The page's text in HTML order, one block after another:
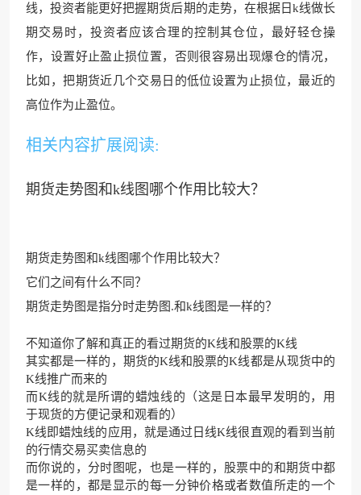
线，投资者能更好把握期货后期的走势，在根据日k线做长
期交易时，投资者应该合理的控制其仓位，最好轻仓操
作，设置好止盈止损位置，否则很容易出现爆仓的情况，
比如，把期货近几个交易日的低位设置为止损位，最近的
高位作为止盈位。
相关内容扩展阅读:
期货走势图和k线图哪个作用比较大？
期货走势图和k线图哪个作用比较大？
它们之间有什么不同？
期货走势图是指分时走势图.和k线图是一样的？
不知道你了解和真正的看过期货的K线和股票的K线
其实都是一样的，期货的K线和股票的K线都是从现货中的
K线推广而来的
而K线的就是所谓的蜡烛线的（这是日本最早发明的，用
于现货的方便记录和观看的）
K线即蜡烛线的应用，就是通过日线K线很直观的看到当前
的行情交易买卖信息的
而你说的，分时图呢，也是一样的，股票中的和期货中都
是一样的，都是显示的每一分钟价格或者数值所走的一个